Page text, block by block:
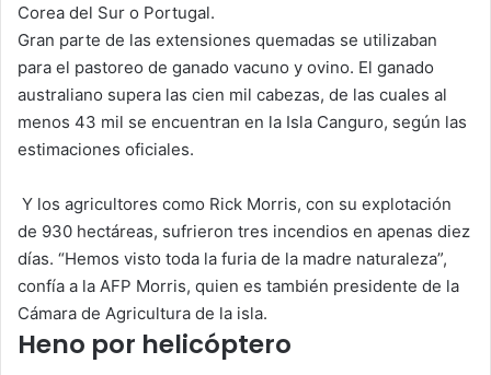
Corea del Sur o Portugal.
Gran parte de las extensiones quemadas se utilizaban
para el pastoreo de ganado vacuno y ovino. El ganado
australiano supera las cien mil cabezas, de las cuales al
menos 43 mil se encuentran en la Isla Canguro, según las
estimaciones oficiales.
Y los agricultores como Rick Morris, con su explotación
de 930 hectáreas, sufrieron tres incendios en apenas diez
días. “Hemos visto toda la furia de la madre naturaleza”,
confía a la AFP Morris, quien es también presidente de la
Cámara de Agricultura de la isla.
Heno por helicóptero